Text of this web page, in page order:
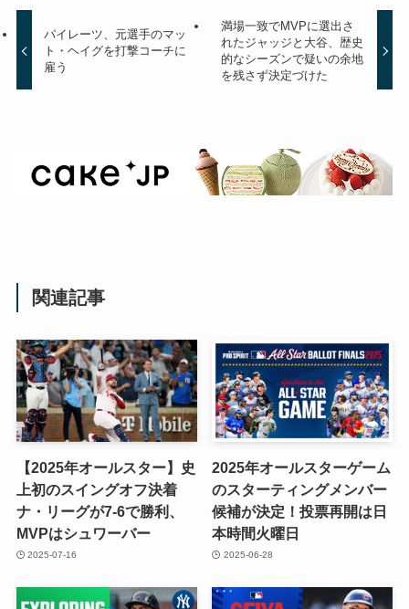
パイレーツ、元選手のマッ
ト・ヘイグを打撃コーチに
雇う
満場一致でMVPに選出さ
れたジャッジと大谷、歴史
的なシーズンで疑いの余地
を残さず決定づけた
関連記事
【2025年オールスター】史
上初のスイングオフ決着
ナ・リーグが7-6で勝利、
MVPはシュワーバー
2025-07-16
2025年オールスターゲーム
のスターティングメンバー
候補が決定！投票再開は日
本時間火曜日
2025-06-28